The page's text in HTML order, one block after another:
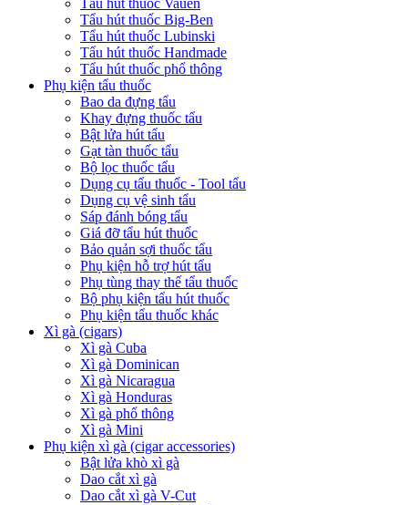
Tẩu hút thuốc Vauen
Tẩu hút thuốc Big-Ben
Tẩu hút thuốc Lubinski
Tẩu hút thuốc Handmade
Tẩu hút thuốc phổ thông
Phụ kiện tẩu thuốc
Bao da đựng tẩu
Khay đựng thuốc tẩu
Bật lửa hút tẩu
Gạt tàn thuốc tẩu
Bộ lọc thuốc tẩu
Dụng cụ tẩu thuốc - Tool tẩu
Dụng cụ vệ sinh tẩu
Sáp đánh bóng tẩu
Giá đỡ tẩu hút thuốc
Bảo quản sợi thuốc tẩu
Phụ kiện hỗ trợ hút tẩu
Phụ tùng thay thế tẩu thuốc
Bộ phụ kiện tẩu hút thuốc
Phụ kiện tẩu thuốc khác
Xì gà (cigars)
Xì gà Cuba
Xì gà Dominican
Xì gà Nicaragua
Xì gà Honduras
Xì gà phổ thông
Xì gà Mini
Phụ kiện xì gà (cigar accessories)
Bật lửa khò xì gà
Dao cắt xì gà
Dao cắt xì gà V-Cut